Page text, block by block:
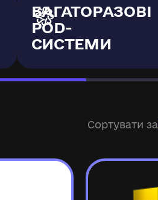
БАГАТОРАЗОВІ
POD-
СИСТЕМИ
Сортувати за